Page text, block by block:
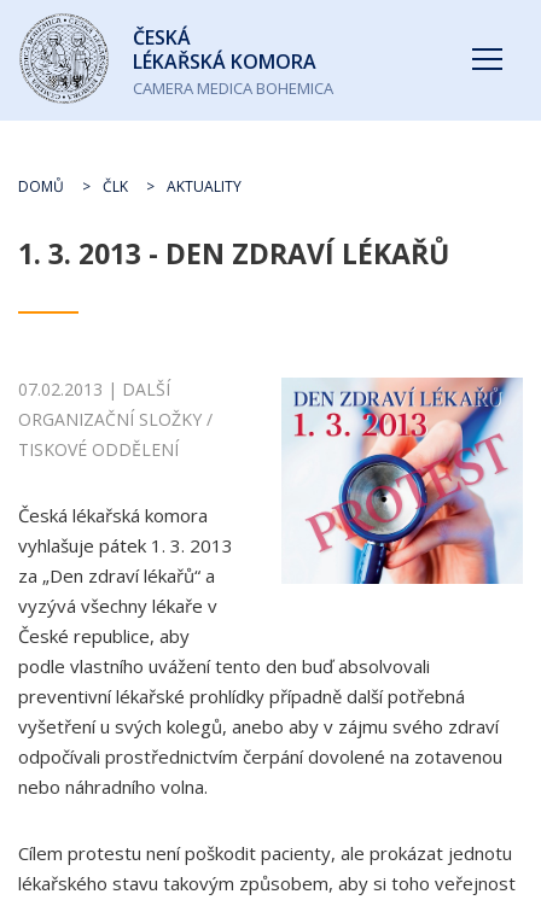
Česká
lékařská
komora
ČESKÁ
LÉKAŘSKÁ KOMORA
CAMERA MEDICA BOHEMICA
DOMŮ ČLK AKTUALITY
1. 3. 2013 - DEN ZDRAVÍ LÉKAŘŮ
07.02.2013 | DALŠÍ
ORGANIZAČNÍ SLOŽKY /
TISKOVÉ ODDĚLENÍ
Česká lékařská komora
vyhlašuje pátek 1. 3. 2013
za „Den zdraví lékařů“ a
vyzývá všechny lékaře v
České republice, aby
podle vlastního uvážení tento den buď absolvovali
preventivní lékařské prohlídky případně další potřebná
vyšetření u svých kolegů, anebo aby v zájmu svého zdraví
odpočívali prostřednictvím čerpání dovolené na zotavenou
nebo náhradního volna.
Cílem protestu není poškodit pacienty, ale prokázat jednotu
lékařského stavu takovým způsobem, aby si toho veřejnost